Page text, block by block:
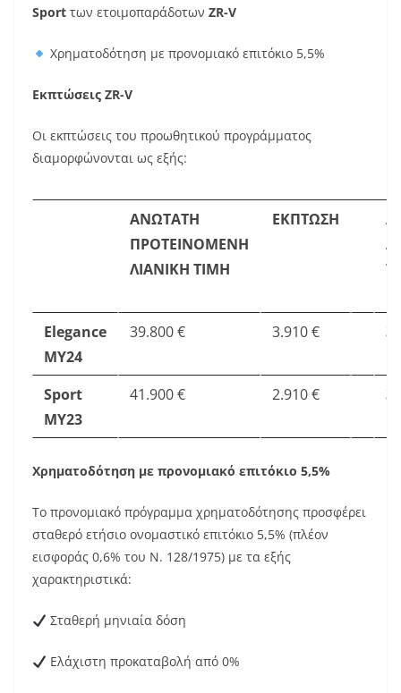
Sport των ετοιμοπαράδοτων ZR-V
Χρηματοδότηση με προνομιακό επιτόκιο 5,5%
Εκπτώσεις ZR-V
Οι εκπτώσεις του προωθητικού προγράμματος
διαμορφώνονται ως εξής:
ΑΝΩΤΑΤΗ
ΠΡΟΤΕΙΝΟΜΕΝΗ
ΛΙΑΝΙΚΗ ΤΙΜΗ
ΕΚΠΤΩΣΗ
Elegance
MY24
39.800 € 3.910 €
Sport
MY23
41.900 € 2.910 €
Χρηματοδότηση με προνομιακό επιτόκιο 5,5%
Το προνομιακό πρόγραμμα χρηματοδότησης προσφέρει
σταθερό ετήσιο ονομαστικό επιτόκιο 5,5% (πλέον
εισφοράς 0,6% του Ν. 128/1975) με τα εξής
χαρακτηριστικά:
Σταθερή μηνιαία δόση
Ελάχιστη προκαταβολή από 0%